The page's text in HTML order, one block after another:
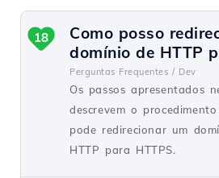
Como posso
domínio de HTTP
Perguntas Frequentes / Dev
Os passos apresentados
descrevem o
pode redirecionar um
HTTP para HTTPS.
18